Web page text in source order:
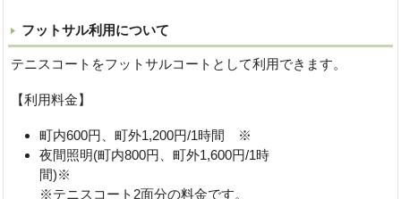
フットサル利用について
テニスコートをフットサルコートとして利用できます。
【利用料金】
町内600円、町外1,200円/1時間 ※
夜間照明(町内800円、町外1,600円/1時
間
※テニスコート2面分の料金です。